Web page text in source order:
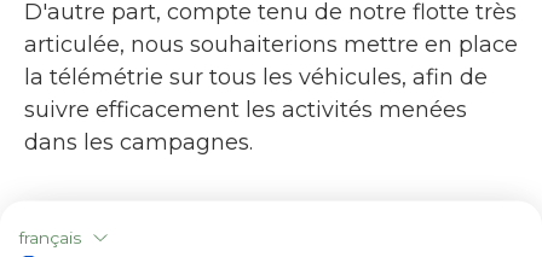
D'autre part, compte tenu de notre flotte très
articulée, nous souhaiterions mettre en place
la télémétrie sur tous les véhicules, afin de
suivre efficacement les activités menées
dans les campagnes.
français